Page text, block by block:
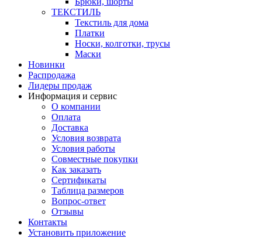
ТЕКСТИЛЬ
Текстиль для дома
Платки
Носки, колготки, трусы
Маски
Новинки
Распродажа
Лидеры продаж
Информация и сервис
О компании
Оплата
Доставка
Условия возврата
Условия работы
Совместные покупки
Как заказать
Сертификаты
Таблица размеров
Вопрос-ответ
Отзывы
Контакты
Установить приложение